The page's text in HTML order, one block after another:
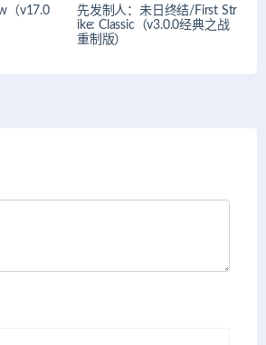
（v17.0
先发制人：未日终结/First Str
ike: Classic（v3.0.0经典之战
重制版）